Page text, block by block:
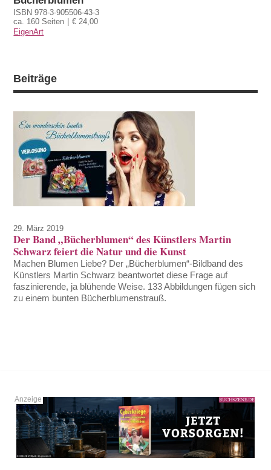
ISBN 978-3-905506-43-3
ca. 160 Seiten
€ 24,00
EigenArt
Beiträge
29. März 2019
Der Band „Bücherblumen“ des Künstlers Martin
Schwarz feiert die Natur und die Kunst
Machen Blumen Liebe? Der „Bücherblumen“-Bildband des
Künstlers Martin Schwarz beantwortet diese Frage auf
faszinierende, ja blühende Weise. 133 Abbildungen fügen sich
zu einem bunten Bücherblumenstrauß.